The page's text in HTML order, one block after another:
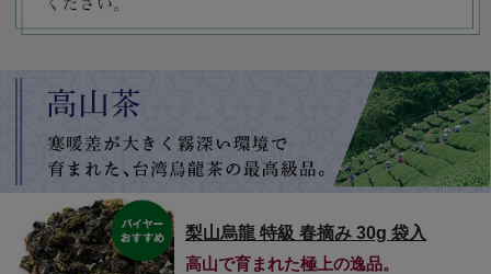
梨山烏龍 特級 春摘み 30g 袋入
高山で育まれた極上の逸品。